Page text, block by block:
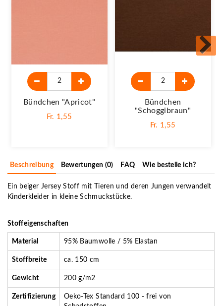
Bündchen "apricot"
Fr. 1,55
Bündchen
"schoggibraun"
Fr. 1,55
Beschreibung Bewertungen (0) FAQ Wie bestelle ich?
Ein beiger Jersey Stoff mit Tieren und deren Jungen verwandelt
Kinderkleider in kleine Schmuckstücke.
Stoffeigenschaften
Material 95% Baumwolle / 5% Elastan
Stoffbreite ca. 150 cm
Gewicht 200 g/m2
Zertifizierung
Oeko-Tex Standard 100 - frei von